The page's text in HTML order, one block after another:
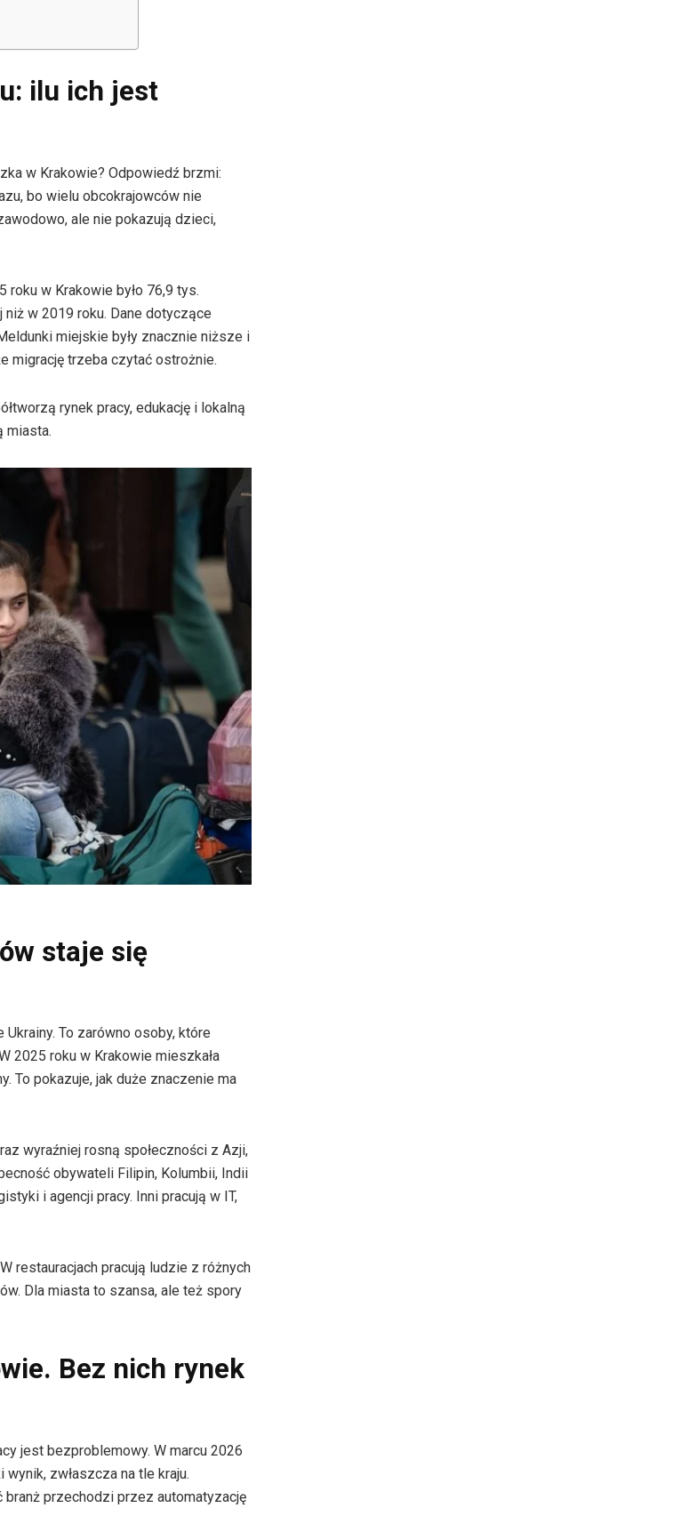
ilu ich jest
w Krakowie? Odpowiedź brzmi:
bo wielu obcokrajowców nie
ale nie pokazują dzieci,
roku w Krakowie było 76,9 tys.
w 2019 roku. Dane dotyczące
miejskie były znacznie niższe i
migrację trzeba czytać ostrożnie.
rynek pracy, edukację i lokalną
miasta.
staje się
To zarówno osoby, które
2025 roku w Krakowie mieszkała
To pokazuje, jak duże znaczenie ma
wyraźniej rosną społeczności z Azji,
obywateli Filipin, Kolumbii, Indii
i agencji pracy. Inni pracują w IT,
restauracjach pracują ludzie z różnych
Dla miasta to szansa, ale też spory
Bez nich rynek
jest bezproblemowy. W marcu 2026
zwłaszcza na tle kraju.
przechodzi przez automatyzację